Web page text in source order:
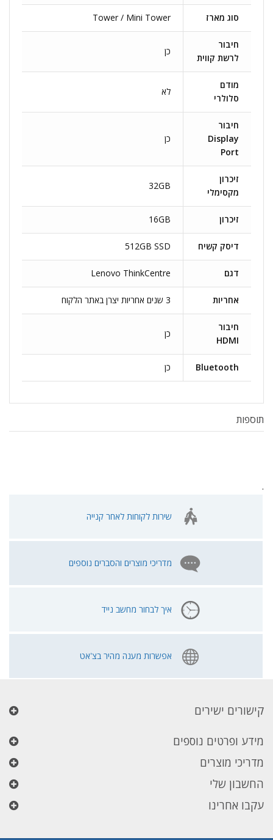
סוג מארז Tower / Mini Tower
חיבור
לרשת קווית
כן
מודם
סלולרי
לא
חיבור
Display
Port
כן
זיכרון
מקסימלי
32GB
זיכרון 16GB
דיסק קשיח 512GB SSD
דגם Lenovo ThinkCentre
אחריות 3 שנים אחריות יצרן באתר הלקוח
חיבור
HDMI
כן
Bluetooth כן
תוספות
.
שירות לקוחות לאחר קנייה
מדריכי מוצרים והסברים נוספים
איך לבחור מחשב נייד
אפשרות מענה מהיר בצ'אט
קישורים ישירים
מידע ופרטים נוספים
מדריכי מוצרים
החשבון שלי
עקבו אחרינו